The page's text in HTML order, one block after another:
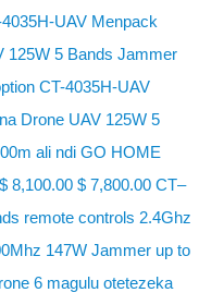
UAV Menpack
125W 5 Bands Jammer
CT-4035H-UAV
Drone UAV 125W 5
ali ndi GO HOME
8,100.00 $ 7,800.00 CT–
remote controls 2.4Ghz
147W Jammer up to
6 magulu otetezeka